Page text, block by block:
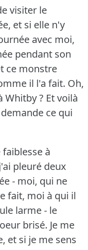
visiter le
et si elle n'y
avec moi,
pendant son
ce monstre
il l'a fait. Oh,
Whitby ? Et voilà
demande ce qui
à
pleuré deux
- moi, qui ne
fait, moi à qui il
larme - le
brisé. Je me
et si je me sens